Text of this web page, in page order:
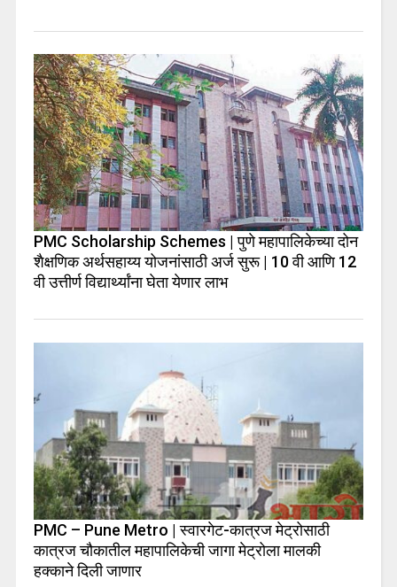
PMC Scholarship Schemes | पुणे महापालिकेच्या दोन
शैक्षणिक अर्थसहाय्य योजनांसाठी अर्ज सुरू | 10 वी आणि 12
वी उत्तीर्ण विद्यार्थ्यांना घेता येणार लाभ
PMC – Pune Metro | स्वारगेट-कात्रज मेट्रोसाठी
कात्रज चौकातील महापालिकेची जागा मेट्रोला मालकी
हक्काने दिली जाणार